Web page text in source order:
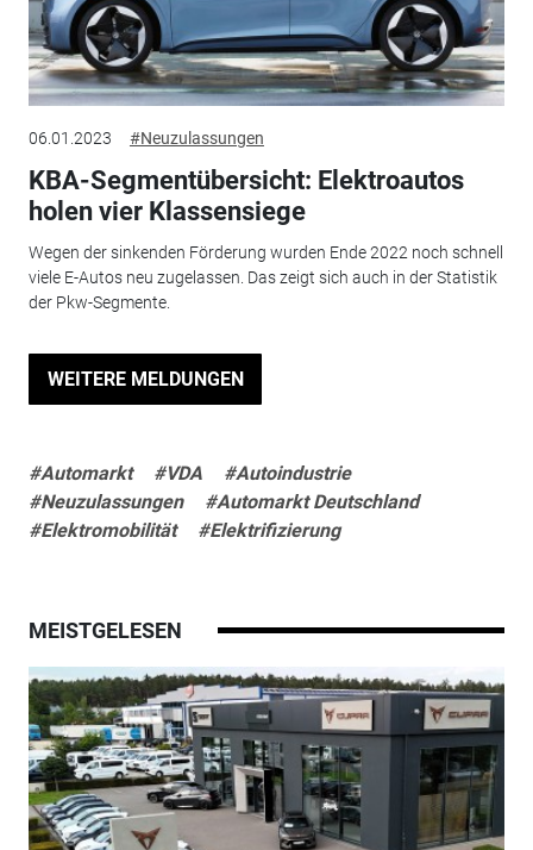
06.01.2023 #Neuzulassungen
KBA-Segmentübersicht: Elektroautos
holen vier Klassensiege
Wegen der sinkenden Förderung wurden Ende 2022 noch schnell
viele E-Autos neu zugelassen. Das zeigt sich auch in der Statistik
der Pkw-Segmente.
WEITERE MELDUNGEN
#Automarkt #VDA
#Autoindustrie
#Neuzulassungen
#Automarkt Deutschland
#Elektromobilität
#Elektrifizierung
MEISTGELESEN